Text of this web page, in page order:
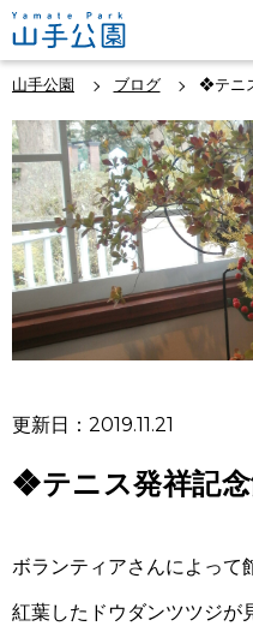
山手公園 ブログ ❖テニ
更新日：2019.11.21
❖テニス発祥記
ボランティアさんによって
紅葉したドウダンツツジが